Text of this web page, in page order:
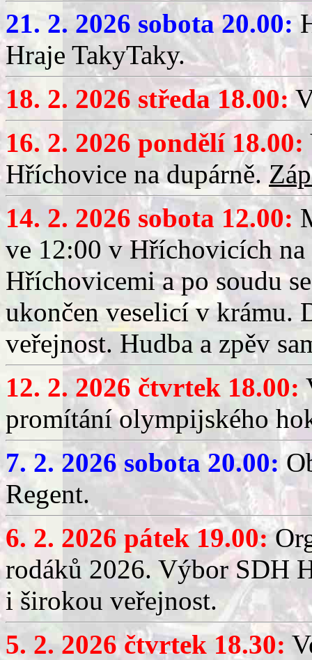
21. 2. 2026 sobota 20.00:
Hraje TakyTaky.
18. 2. 2026 středa 18.00:
16. 2. 2026 pondělí 18.00:
Hříchovice na dupárně.
14. 2. 2026 sobota 12.00:
ve 12:00 v Hříchovicích
Hříchovicemi a po soudu
ukončen veselicí v krámu.
veřejnost. Hudba a zpěv
12. 2. 2026 čtvrtek 18.00:
promítání olympijského
7. 2. 2026 sobota 20.00:
Regent.
6. 2. 2026 pátek 19.00:
rodáků 2026. Výbor SDH
i širokou veřejnost.
5. 2. 2026 čtvrtek 18.30: